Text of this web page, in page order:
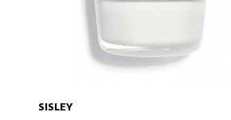
SISLEY